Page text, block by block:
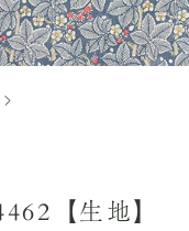
【生地】